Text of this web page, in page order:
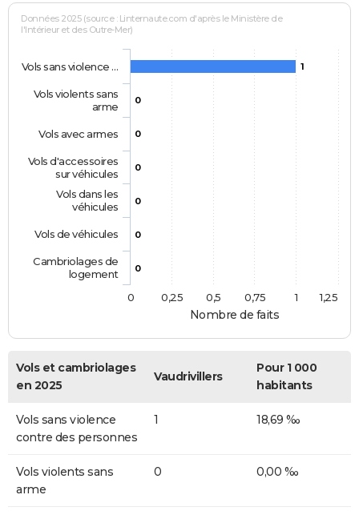
Nombre de faits
Données 2025 (source : Linternaute.com d'après le Ministère de
l'Intérieur et des Outre-Mer)
1
0
0
0
0
0
0
Vols sans violence …
Vols violents sans
arme
Vols avec armes
Vols d'accessoires
sur véhicules
Vols dans les
véhicules
Vols de véhicules
Cambriolages de
logement
0
1
0,25 0,5 0,75 1,25
Vols et cambriolages
en 2025
Vaudrivillers
Pour 1 000
habitants
Vols sans violence
contre des personnes
1 18,69 ‰
Vols violents sans
arme
0 0,00 ‰